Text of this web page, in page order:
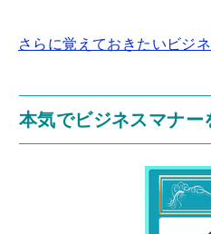
さらに覚えておきたいビジ
本気でビジネスマナー